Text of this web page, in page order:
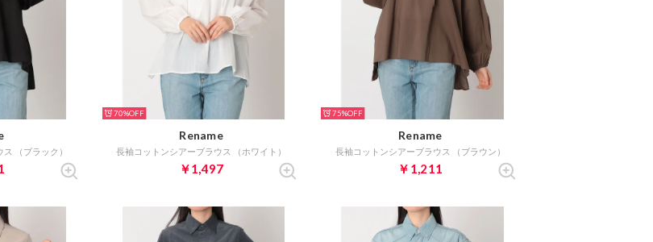
（ブラック）
70%
Rename
長袖コットンシアーブラウス （ホワイト）
￥1,497
75%
Rename
長袖コットンシアーブラウス （ブラウン）
￥1,211